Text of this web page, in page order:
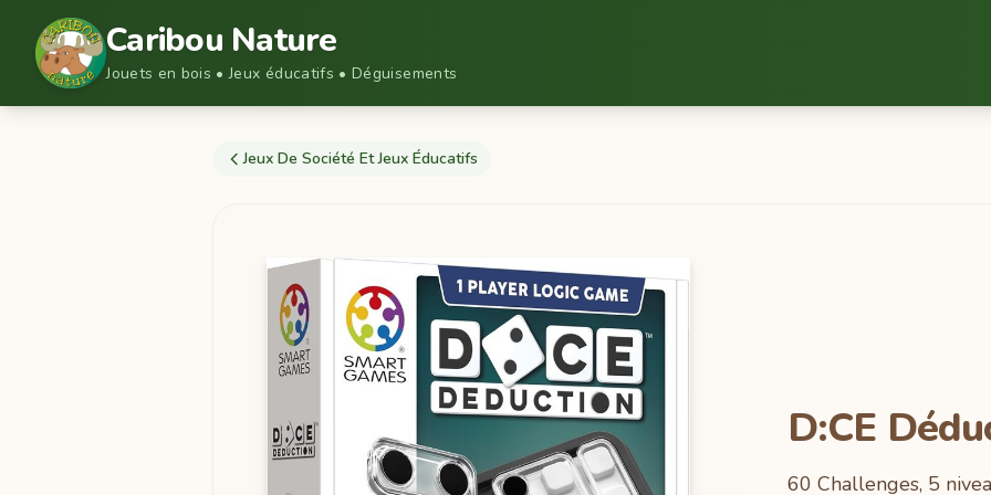
Caribou Nature
Jouets en bois • Jeux éducatifs • Déguisements
Jeux De Société Et Jeux Éducatifs
D:CE
60 Challenges, 5 niveaux de difficultés